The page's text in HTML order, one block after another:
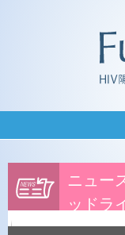
ニュー
ッドラ